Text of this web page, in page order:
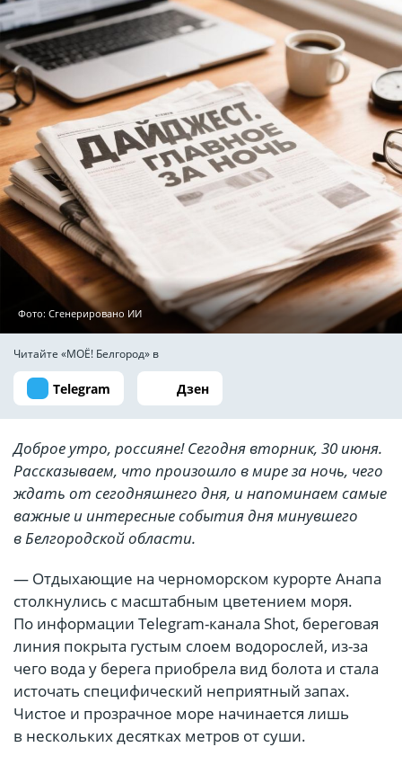
Фото: Сгенерировано ИИ
Читайте «МОЁ! Белгород» в
Telegram Дзен
Доброе утро, россияне! Сегодня вторник, 30 июня.
Рассказываем, что произошло в мире за ночь, чего
ждать от сегодняшнего дня, и напоминаем самые
важные и интересные события дня минувшего
в Белгородской области.
— Отдыхающие на черноморском курорте Анапа
столкнулись с масштабным цветением моря.
По информации Telegram-канала Shot, береговая
линия покрыта густым слоем водорослей, из-за
чего вода у берега приобрела вид болота и стала
источать специфический неприятный запах.
Чистое и прозрачное море начинается лишь
в нескольких десятках метров от суши.